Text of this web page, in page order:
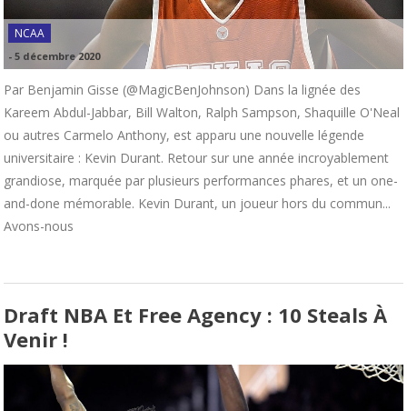
NCAA
-5 décembre 2020
Par Benjamin Gisse (@MagicBenJohnson) Dans la lignée des
Kareem Abdul-Jabbar, Bill Walton, Ralph Sampson, Shaquille O'Neal
ou autres Carmelo Anthony, est apparu une nouvelle légende
universitaire : Kevin Durant. Retour sur une année incroyablement
grandiose, marquée par plusieurs performances phares, et un one-
and-done mémorable. Kevin Durant, un joueur hors du commun...
Avons-nous
Draft NBA Et Free Agency : 10 Steals À
Venir !